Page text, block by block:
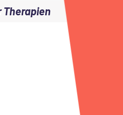
Therapien